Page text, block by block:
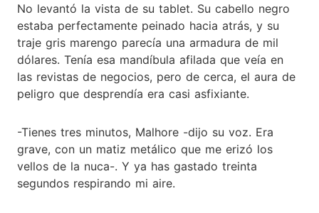
No levantó la vista de su tablet. Su cabello negro
estaba perfectamente peinado hacia atrás, y su
traje gris marengo parecía una armadura de mil
dólares. Tenía esa mandíbula afilada que veía en
las revistas de negocios, pero de cerca, el aura de
peligro que desprendía era casi asfixiante.
-Tienes tres minutos, Malhore -dijo su voz. Era
grave, con un matiz metálico que me erizó los
vellos de la nuca-. Y ya has gastado treinta
segundos respirando mi aire.